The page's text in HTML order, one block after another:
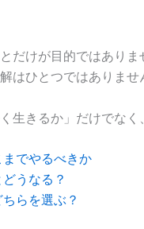
だけが目的ではあり
はひとつではありませ
生きるか」だけでなく
でやるべきか
うなる？
らを選ぶ？